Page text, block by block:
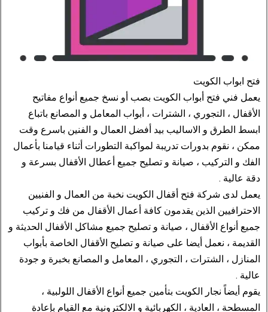
فتح ابواب الكويت
يعمل فني فتح أبواب الكويت بصب أو نسخ جميع أنواع مفاتيح
الأقفال ، التجوري ، الشترات ، أبواب المعامل و المصانع باتباع
ابسط الطرق و الاساليب بيد أفضل العمال و الفنين باسرع وقت
ممكن ، نقوم بدورات تدريبة لمواكبة التطورات أثناء قيامنا بأعمال
الفك و التركيب ، صيانة و تصليح جميع أعطال الأقفال بسرعة و
دقة عالية .
يعمل لدى شركة فتح أقفال الكويت نخبة من العمال و الفنيين
الاحترافيين الذين يقدمون كافة أعمال الأقفال من فك و تركيب
جميع أنواع الأقفال ، صيانة و تصليح جميع مشاكل الأقفال الحديثة و
القديمة ، نعمل أيضا على صيانة و تصليح الأقفال الخاصة بأبواب
المنازل ، الشترات ، التجوري ، المعامل و المصانع بخبرة و جودة
عالية .
يقوم أيضاً نجار الكويت بتأمين جميع أنواع الأقفال اللولبية ،
المسطحة ، العادية ، الكهربائية و الالكترونية مع القيام بإعادة